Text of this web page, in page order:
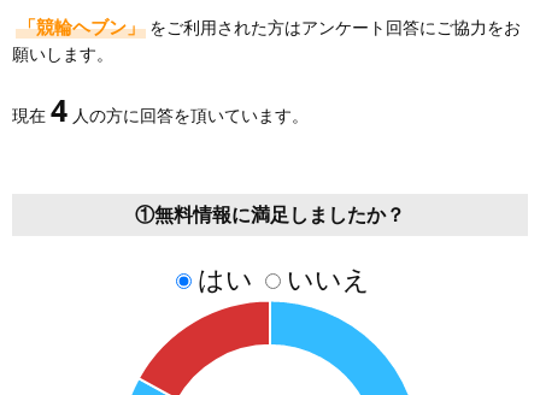
「競輪ヘブン」 をご利用された方はアンケート回答にご協力をお
願いします。
現在 4 人の方に回答を頂いています。
①無料情報に満足しましたか？
はい いいえ